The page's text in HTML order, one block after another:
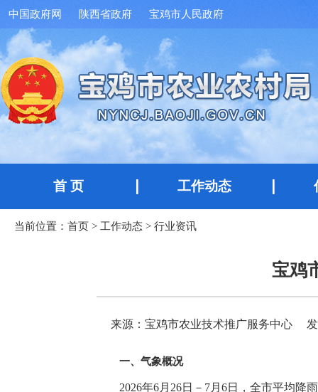
中国政府网 陕西省政府 宝鸡市人民政府
首 页 工作动态
当前位置： 首页 > 工作动态 > 行业资讯
宝鸡
来源：宝鸡市农业技术推广服务中心
一、气象概况
2026年6月26日－7月6日，全市平均降